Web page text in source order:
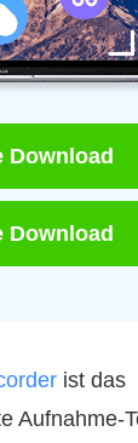
Download
Download
ist das
Aufnahme-